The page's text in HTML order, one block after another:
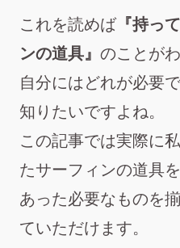
これを読めば『持っ
ンの道具』 のことが
自分にはどれが必要
知りたいですよね。
この記事では実際に
たサーフィンの道具
あった必要なものを
ていただけます。